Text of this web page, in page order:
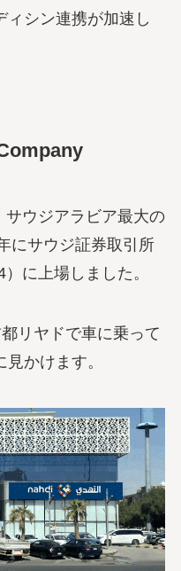
ィシン連携が加速し
ウジアラビア最大の
にサウジ証券取引所
に上場しました。
リヤドで車に乗って
かけます。